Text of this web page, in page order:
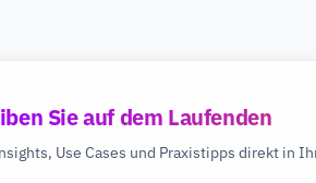
Sie auf dem Laufenden
Use Cases und Praxistipps direkt in